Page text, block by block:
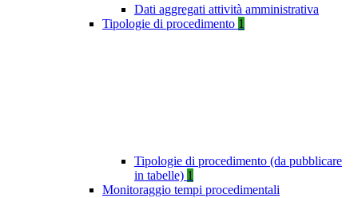
Dati aggregati attività amministrativa
Tipologie di procedimento 1
Tipologie di procedimento (da pubblicare
in tabelle) 1
Monitoraggio tempi procedimentali